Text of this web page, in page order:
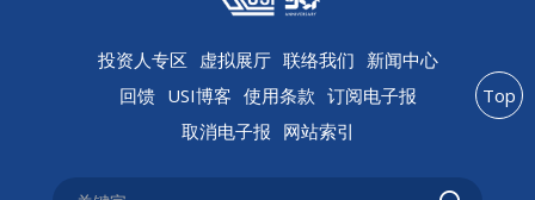
投资人专区 虚拟展厅 联络我们 新闻中心
回馈 USI博客 使用条款 订阅电子报
取消电子报 网站索引
Top